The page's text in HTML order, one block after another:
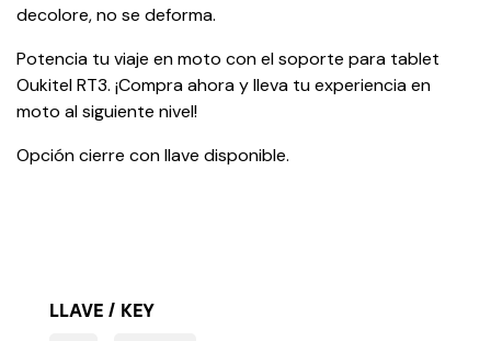
decolore, no se deforma.
Potencia tu viaje en moto con el soporte para tablet
Oukitel RT3. ¡Compra ahora y lleva tu experiencia en
moto al siguiente nivel!
Opción cierre con llave disponible.
LLAVE / KEY